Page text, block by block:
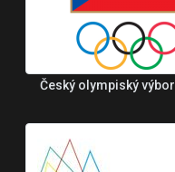
Český olympiský výbor